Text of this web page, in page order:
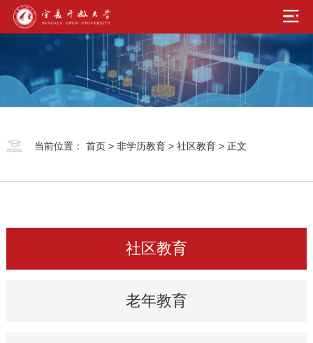
当前位置： 首页> 非学历教育> 社区教育> 正文
社区教育
老年教育